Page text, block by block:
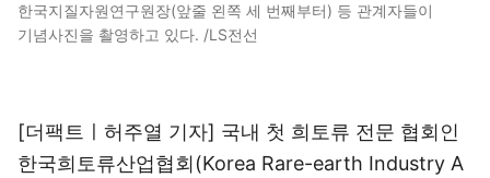
한국지질자원연구원장(앞줄 왼쪽 세 번째부터) 등 관계자들이
기념사진을 촬영하고 있다. /LS전선
[더팩트ㅣ허주열 기자] 국내 첫 희토류 전문 협회인
한국희토류산업협회(Korea Rare-earth Industry A